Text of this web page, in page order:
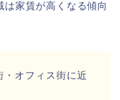
家賃が高くなる傾向
オフィス街に近